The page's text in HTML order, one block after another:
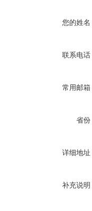
您的姓名
联系电话
常用邮箱
省份
详细地址
补充说明